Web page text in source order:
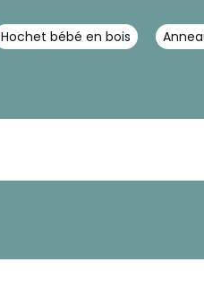
Hochet bébé en bois